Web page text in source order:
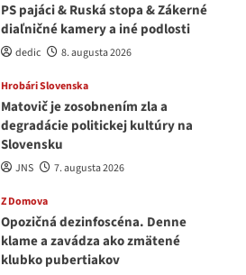
PS pajáci & Ruská stopa & Zákerné
diaľničné kamery a iné podlosti
dedic 8. augusta 2026
Hrobári Slovenska
Matovič je zosobnením zla a
degradácie politickej kultúry na
Slovensku
JNS 7. augusta 2026
Z Domova
Opozičná dezinfoscéna. Denne
klame a zavádza ako zmätené
klubko pubertiakov